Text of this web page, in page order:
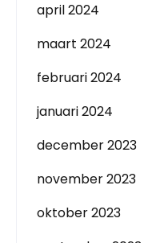
april 2024
maart 2024
februari 2024
januari 2024
december 2023
november 2023
oktober 2023